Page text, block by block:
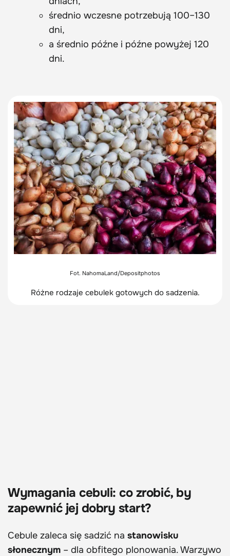
średnio wczesne potrzebują 100–130
dni,
a średnio późne i późne powyżej 120
dni.
Fot. NahomaLand/Depositphotos
Różne rodzaje cebulek gotowych do sadzenia.
Wymagania cebuli: co zrobić, by
zapewnić jej dobry start?
Cebule zaleca się sadzić na stanowisku
słonecznym – dla obfitego plonowania. Warzywo